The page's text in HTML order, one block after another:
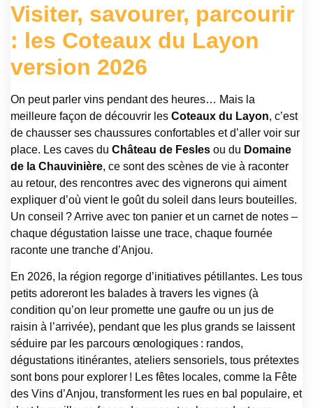
Visiter, savourer, parcourir
: les Coteaux du Layon
version 2026
On peut parler vins pendant des heures… Mais la
meilleure façon de découvrir les Coteaux du Layon, c’est
de chausser ses chaussures confortables et d’aller voir sur
place. Les caves du Château de Fesles ou du Domaine
de la Chauvinière, ce sont des scènes de vie à raconter
au retour, des rencontres avec des vignerons qui aiment
expliquer d’où vient le goût du soleil dans leurs bouteilles.
Un conseil ? Arrive avec ton panier et un carnet de notes –
chaque dégustation laisse une trace, chaque fournée
raconte une tranche d’Anjou.
En 2026, la région regorge d’initiatives pétillantes. Les tous
petits adoreront les balades à travers les vignes (à
condition qu’on leur promette une gaufre ou un jus de
raisin à l’arrivée), pendant que les plus grands se laissent
séduire par les parcours œnologiques : randos,
dégustations itinérantes, ateliers sensoriels, tous prétextes
sont bons pour explorer ! Les fêtes locales, comme la Fête
des Vins d’Anjou, transforment les rues en bal populaire, et